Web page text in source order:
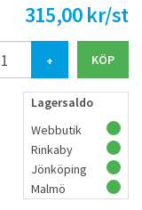
315,00 kr/st
+
Lagersaldo
Webbutik
Rinkaby
Jönköping
Malmö